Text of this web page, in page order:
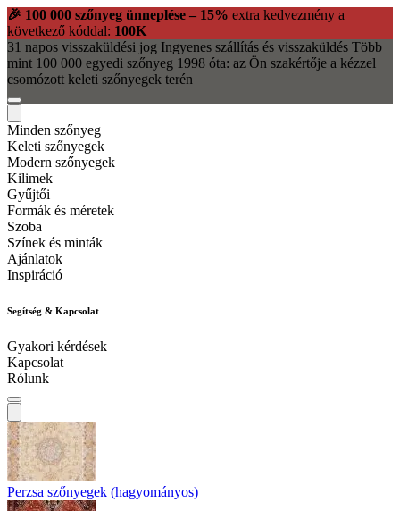
🎉 100 000 szőnyeg ünneplése – 15% extra kedvezmény a
következő kóddal: 100K
31 napos visszaküldési jog Ingyenes szállítás és visszaküldés Több
mint 100 000 egyedi szőnyeg 1998 óta: az Ön szakértője a kézzel
csomózott keleti szőnyegek terén
Minden szőnyeg
Keleti szőnyegek
Modern szőnyegek
Kilimek
Gyűjtői
Formák és méretek
Szoba
Színek és minták
Ajánlatok
Inspiráció
Segítség & Kapcsolat
Gyakori kérdések
Kapcsolat
Rólunk
Perzsa szőnyegek (hagyományos)